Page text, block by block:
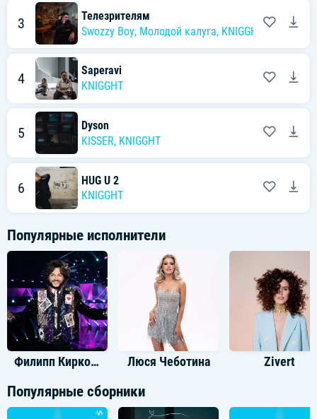
3
Телезрителям
Swozzy Boy, Молодой калуга, KNIGGHT
4
Saperavi
KNIGGHT
5
Dyson
KISSER, KNIGGHT
6
HUG U 2
KNIGGHT
Популярные исполнители
Филипп Киркоров Люся Чеботина Zivert
Популярные сборники